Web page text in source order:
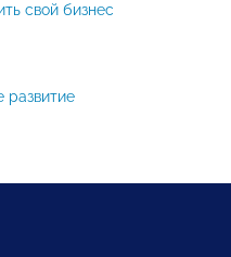
свой бизнес
развитие